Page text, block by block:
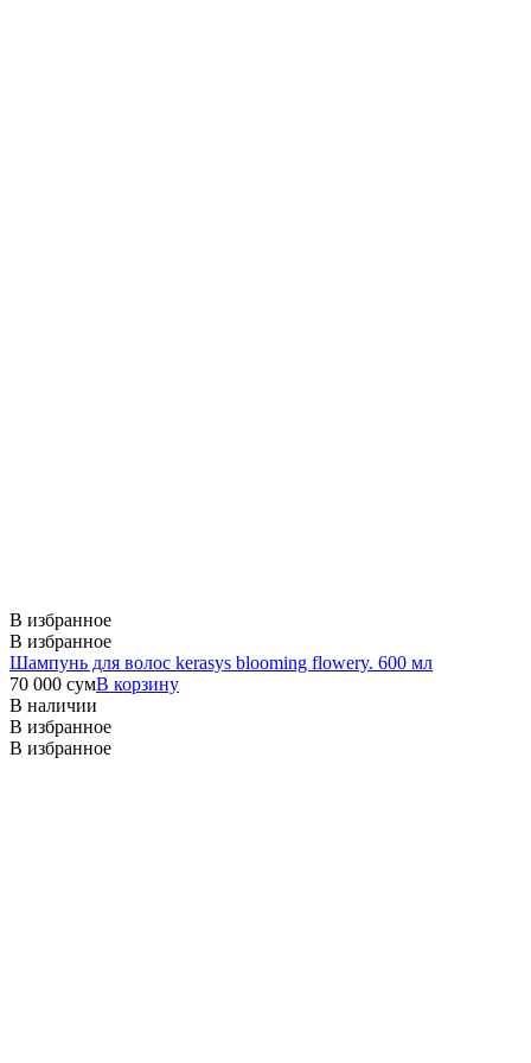
В избранное
В избранное
Шампунь для волос kerasys blooming flowery. 600 мл
70 000 сумВ корзину
В наличии
В избранное
В избранное